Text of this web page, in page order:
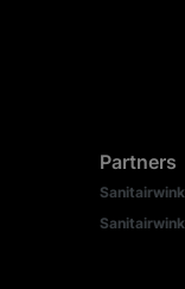
Partners